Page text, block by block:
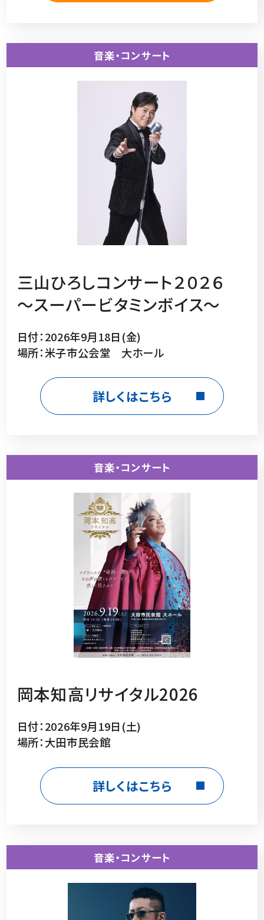
音楽・コンサート
三山ひろしコンサート２０２６
～スーパービタミンボイス～
日付：2026年9月18日(金)
場所：米子市公会堂 大ホール
詳しくはこちら
音楽・コンサート
岡本知高リサイタル2026
日付：2026年9月19日(土)
場所：大田市民会館
詳しくはこちら
音楽・コンサート